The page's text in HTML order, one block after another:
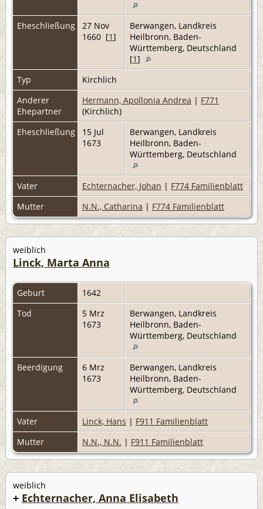
Eheschließung
27 Nov
1660 [1]
Berwangen, Landkreis
Heilbronn, Baden-
Württemberg, Deutschland
[1]
Typ
Kirchlich
Anderer
Ehepartner
Hermann, Apollonia Andrea | F771
(Kirchlich)
Eheschließung
15 Jul
1673
Berwangen, Landkreis
Heilbronn, Baden-
Württemberg, Deutschland
Vater Echternacher, Johan | F774 Familienblatt
Mutter
N.N., Catharina | F774 Familienblatt
weiblich
Linck, Marta Anna
Geburt
1642
Tod
5 Mrz
1673
Berwangen, Landkreis
Heilbronn, Baden-
Württemberg, Deutschland
Beerdigung
6 Mrz
1673
Berwangen, Landkreis
Heilbronn, Baden-
Württemberg, Deutschland
Vater Linck, Hans | F911 Familienblatt
Mutter
N.N., N.N. | F911 Familienblatt
weiblich
+ Echternacher, Anna Elisabeth